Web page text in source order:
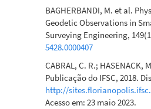
BAGHERBANDI, M. et al.
Geodetic Observations in
Surveying Engineering,
5428.0000407
CABRAL, C. R.;
Publicação do IFSC, 2018.
http://
Acesso em: 23 maio 2023.